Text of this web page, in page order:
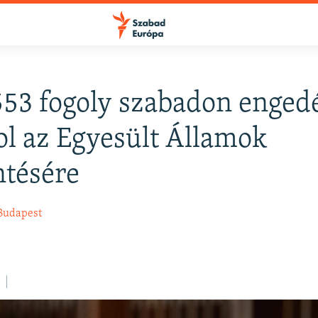
fogoly szabadon
az Egyesült Államok
FELIRATKOZÁS